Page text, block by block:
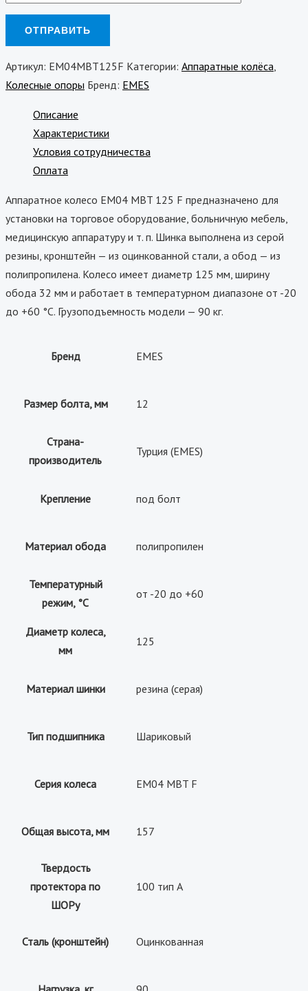
Артикул: EM04MBT125F Категории: Аппаратные колёса
Колесные опоры Бренд: EMES
Описание
Характеристики
Условия сотрудничества
Оплата
Аппаратное колесо EM04 MBT 125 F предназначено для
установки на торговое оборудование, больничную мебель,
медицинскую аппаратуру и т. п. Шинка выполнена из серой
резины, кронштейн — из оцинкованной стали, а обод — из
полипропилена. Колесо имеет диаметр 125 мм, ширину
обода 32 мм и работает в температурном диапазоне от -20
до +60 °С. Грузоподъемность модели — 90 кг.
Бренд EMES
Размер болта, мм 12
Страна-
производитель
Турция (EMES)
Крепление под болт
Материал обода полипропилен
Температурный
режим, °С
от -20 до +60
Диаметр колеса,
мм
125
Материал шинки резина (серая)
Тип подшипника Шариковый
Серия колеса EM04 MBT F
Общая высота, мм 157
Твердость
протектора по
ШОРу
100 тип А
Сталь (кронштейн) Оцинкованная